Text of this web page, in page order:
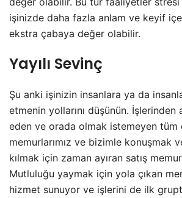
işinizde daha fazla anlam ve keyif
ekstra çabaya değer olabilir.
Yayılı Sevinç
Şu anki işinizin insanlara ya da
etmenin yollarını düşünün. İşlerinden
eden ve orada olmak istemeyen tüm
memurlarımız ve bizimle konuşmak
kılmak için zaman ayıran satış
Mutluluğu yaymak için yola çıkan
hizmet sunuyor ve işlerini de ilk